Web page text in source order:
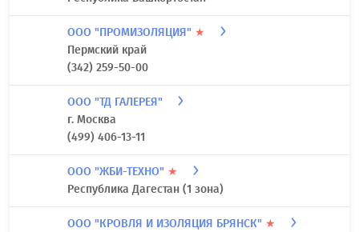
ООО "ПРОМИЗОЛЯЦИЯ" ★
Пермский край
(342) 259-50-00
ООО "ТД ГАЛЕРЕЯ"
г. Москва
(499) 406-13-11
ООО "ЖБИ-ТЕХНО" ★
Республика Дагестан (1 зона)
ООО "КРОВЛЯ И ИЗОЛЯЦИЯ БРЯНСК" ★